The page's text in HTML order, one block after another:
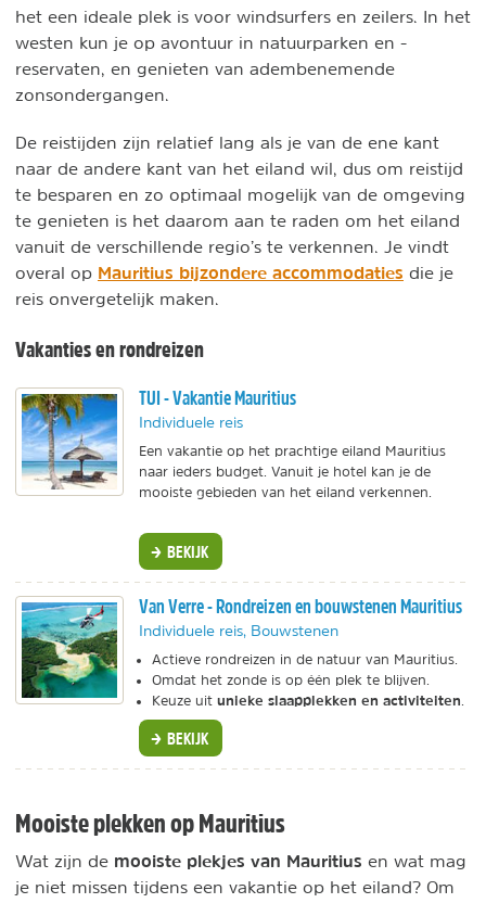
het een ideale plek is voor windsurfers en zeilers. In het
westen kun je op avontuur in natuurparken en -
reservaten, en genieten van adembenemende
zonsondergangen.
De reistijden zijn relatief lang als je van de ene kant
naar de andere kant van het eiland wil, dus om reistijd
te besparen en zo optimaal mogelijk van de omgeving
te genieten is het daarom aan te raden om het eiland
vanuit de verschillende regio’s te verkennen. Je vindt
overal op Mauritius bijzondere accommodaties die je
reis onvergetelijk maken.
Vakanties en rondreizen
TUI - Vakantie Mauritius
Individuele reis
Een vakantie op het prachtige eiland Mauritius
naar ieders budget. Vanuit je hotel kan je de
mooiste gebieden van het eiland verkennen.
BEKIJK
Van Verre - Rondreizen en bouwstenen Mauritius
Individuele reis, Bouwstenen
Actieve rondreizen in de natuur van Mauritius.
Omdat het zonde is op één plek te blijven.
Keuze uit unieke slaapplekken en activiteiten
BEKIJK
Mooiste plekken op Mauritius
Wat zijn de mooiste plekjes van Mauritius en wat mag
je niet missen tijdens een vakantie op het eiland? Om